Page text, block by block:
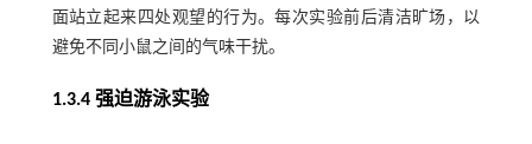
面站立起来四处观望的行为。每次实验前后清洁旷场，以
避免不同小鼠之间的气味干扰。
1.3.4 强迫游泳实验